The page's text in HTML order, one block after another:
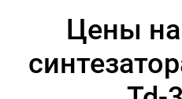
Цены